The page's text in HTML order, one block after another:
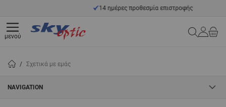
Μετάβαση στο περιεχόμενο14 ημέρες προθεσμία επιστροφής
Search
μενού
/ Σχετικά με εμάς
NAVIGATION